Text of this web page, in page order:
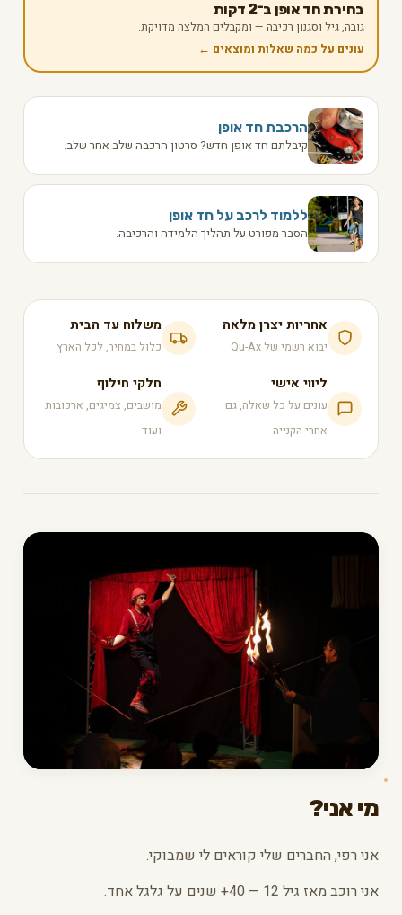
בחירת חד אופן ב־2 דקות
גובה, גיל וסגנון רכיבה — ומקבלים המלצה מדויקת.
עונים על כמה שאלות ומוצאים ←
הרכבת חד אופן
קיבלתם חד אופן חדש? סרטון הרכבה שלב אחר שלב.
ללמוד לרכב על חד אופן
הסבר מפורט על תהליך הלמידה והרכיבה.
אחריות יצרן מלאה
יבוא רשמי של Qu-Ax
משלוח עד הבית
כלול במחיר, לכל הארץ
ליווי אישי
עונים על כל שאלה, גם
אחרי הקנייה
חלקי חילוף
מושבים, צמיגים, ארכובות
ועוד
מי אני?
אני רפי, החברים שלי קוראים לי שמבוקי.
אני רוכב מאז גיל 12 — 40+ שנים על גלגל אחד.